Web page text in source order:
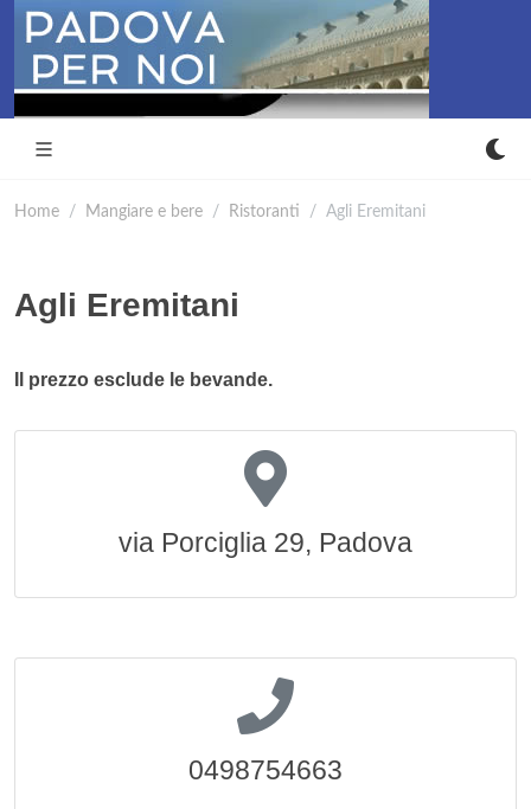
Home Mangiare e bere Ristoranti Agli Eremitani
Agli Eremitani
Il prezzo esclude le bevande.
via Porciglia 29, Padova
0498754663